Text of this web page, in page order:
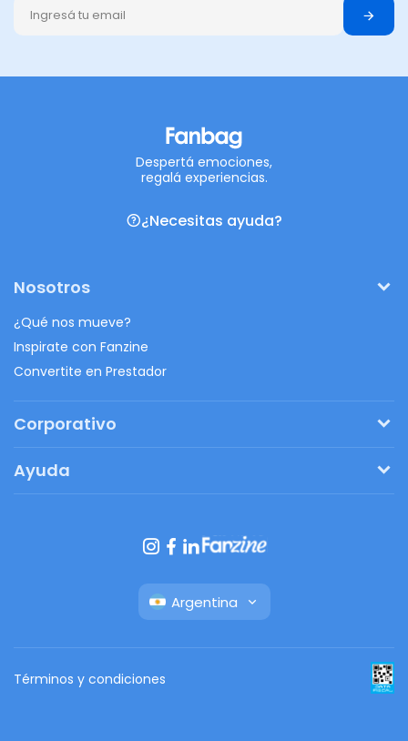
Despertá emociones,
regalá experiencias.
¿Necesitas ayuda?
Nosotros
¿Qué nos mueve?
Inspirate con Fanzine
Convertite en Prestador
Corporativo
Regalos originales
Ayuda
Botón de arrepentimiento
Argentina
Términos y condiciones